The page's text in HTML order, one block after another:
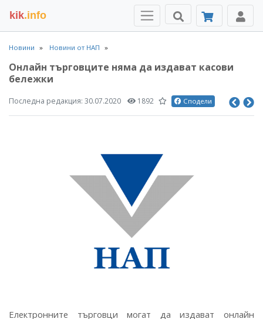
kik.info
Новини Новини от НАП
Онлайн търговците няма да издават касови
бележки
Последна редакция: 30.07.2020 1892 Сподели
Електронните търговци могат да издават онлайн